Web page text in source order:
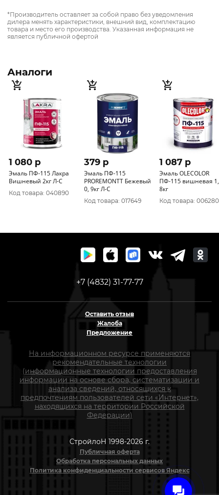
*Производитель оставляет за собой право без уведомления
дилера менять характеристики, внешний вид, комплектацию
товара и место его производства. Указанная информация не
является публичной офертой
Аналоги
1 080 p
Эмаль ПФ-115 Лакра
Вишневый 2кг Л-С
Код товара: 040890
379 p
Эмаль ПФ-115
PROREMONTT Бежевый
0, 9кг Л-С
Код товара: 017649
1 087 p
Эмаль OLECOLOR
ПФ-115 вишневая 1,
8кг
Код товара: 006280
+7 (4832) 31-77-77
Оставить отзыв
Жалоба
Предложение
На информационном ресурсе применяются
рекомендательные технологии
(информационные технологии предоставления
информации на основе сбора, систематизации и
анализа сведений, относящихся к
предпочтениям пользователей сети «Интернет»,
находящихся на территории Российской
Федерации)
СтройлоН 1998-2026 г.
Публичная оферта
Обработка персональных данных
Политика конфиденциальности сервисов Яндекс